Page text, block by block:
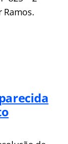
Ramos.